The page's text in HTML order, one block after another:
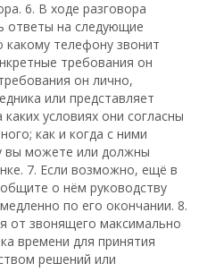
6. В ходе разговора
ответы на следующие
какому телефону звонит
требования он
он лично,
или представляет
условиях они согласны
как и когда с ними
вы можете или должны
7. Если возможно, ещё в
о нём руководству
по его окончании. 8.
от звонящего максимально
времени для принятия
решений или